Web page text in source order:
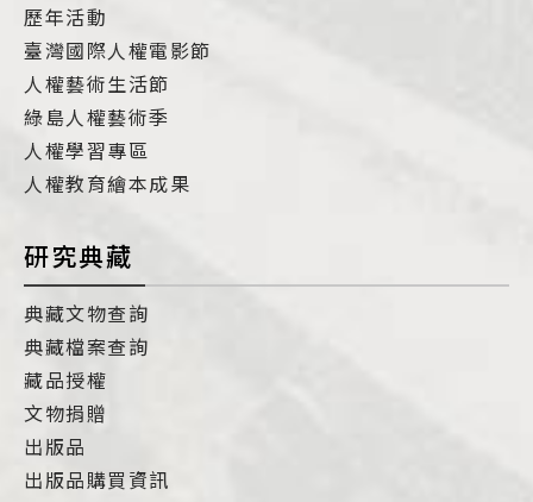
歷年活動
臺灣國際人權電影節
人權藝術生活節
綠島人權藝術季
人權學習專區
人權教育繪本成果
研究典藏
典藏文物查詢
典藏檔案查詢
藏品授權
文物捐贈
出版品
出版品購買資訊